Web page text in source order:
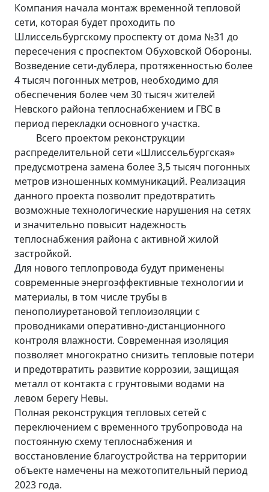
Компания начала монтаж временной тепловой
сети, которая будет проходить по
Шлиссельбургскому проспекту от дома №31 до
пересечения с проспектом Обуховской Обороны.
Возведение сети-дублера, протяженностью более
4 тысяч погонных метров, необходимо для
обеспечения более чем 30 тысяч жителей
Невского района теплоснабжением и ГВС в
период перекладки основного участка.
Всего проектом реконструкции
распределительной сети «Шлиссельбургская»
предусмотрена замена более 3,5 тысяч погонных
метров изношенных коммуникаций. Реализация
данного проекта позволит предотвратить
возможные технологические нарушения на сетях
и значительно повысит надежность
теплоснабжения района с активной жилой
застройкой.
Для нового теплопровода будут применены
современные энергоэффективные технологии и
материалы, в том числе трубы в
пенополиуретановой теплоизоляции с
проводниками оперативно-дистанционного
контроля влажности. Современная изоляция
позволяет многократно снизить тепловые потери
и предотвратить развитие коррозии, защищая
металл от контакта с грунтовыми водами на
левом берегу Невы.
Полная реконструкция тепловых сетей с
переключением с временного трубопровода на
постоянную схему теплоснабжения и
восстановление благоустройства на территории
объекте намечены на межотопительный период
2023 года.